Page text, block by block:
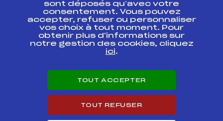
Antidopage
Pôle Développement, Formation, Suivi
Scientifique
Listes ministérielles
Pôle vie de l’athlète
Carrières
sont déposés qu’avec votre
consentement. Vous pouvez
accepter, refuser ou personnaliser
vos choix à tout moment. Pour
obtenir plus d'informations sur
notre gestion des cookies, cliquez
ici.
TOUT ACCEPTER
TOUT REFUSER